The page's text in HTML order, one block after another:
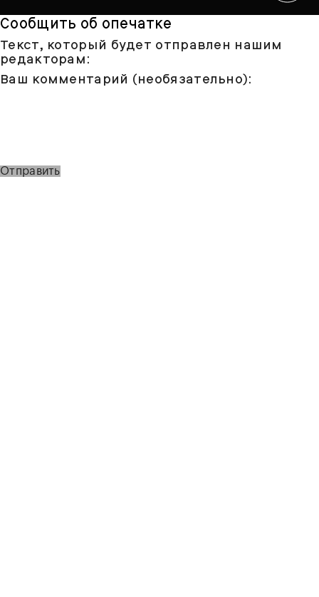
Сообщить об опечатке
Текст, который будет отправлен нашим
редакторам:
Ваш комментарий (необязательно):
Отправить